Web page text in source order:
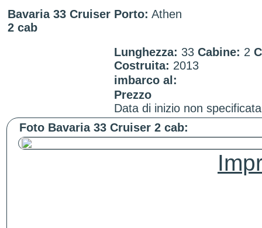
Bavaria 33 Cruiser
2 cab
Porto: Athen
Lunghezza: 33 Cabine: 2
Costruita: 2013
imbarco al:
Prezzo
Data di inizio non
Foto Bavaria 33 Cruiser 2 cab: